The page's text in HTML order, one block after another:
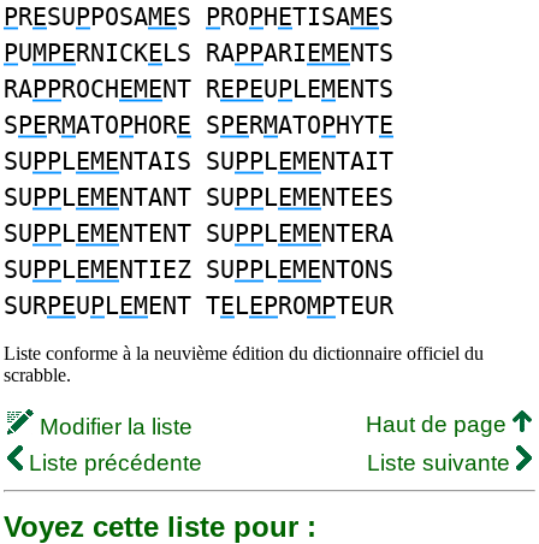
PRESUPPOSAMES PROPHETISAMES
PUMPERNICKELS RAPPARIEMENTS
RAPPROCHEMENT REPEUPLEMENTS
SPERMATOPHORE SPERMATOPHYTE
SUPPLEMENTAIS SUPPLEMENTAIT
SUPPLEMENTANT SUPPLEMENTEES
SUPPLEMENTENT SUPPLEMENTERA
SUPPLEMENTIEZ SUPPLEMENTONS
SURPEUPLEMENT TELEPROMPTEUR
Liste conforme à la neuvième édition du dictionnaire officiel du
scrabble.
Modifier la liste
Haut de page
Liste précédente
Liste suivante
Voyez cette liste pour :